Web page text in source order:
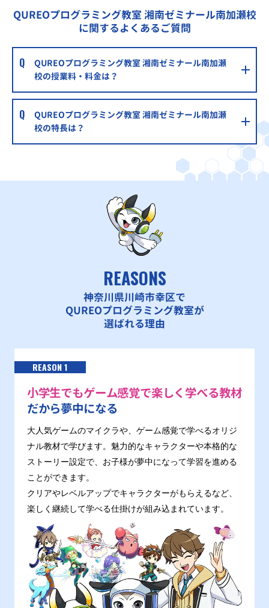
QUREOプログラミング教室 湘南ゼミナール南加瀬校
に関するよくあるご質問
QUREOプログラミング教室 湘南ゼミナール南加瀬
校の授業料・料金は？
QUREOプログラミング教室 湘南ゼミナール南加瀬
校の特長は？
REASONS
神奈川県川崎市幸区で
QUREOプログラミング教室が
選ばれる理由
REASON 1
小学生でもゲーム感覚で楽しく学べる教材
だから夢中になる
大人気ゲームのマイクラや、ゲーム感覚で学べるオリジ
ナル教材で学びます。魅力的なキャラクターや本格的な
ストーリー設定で、お子様が夢中になって学習を進める
ことができます。
クリアやレベルアップでキャラクターがもらえるなど、
楽しく継続して学べる仕掛けが組み込まれています。